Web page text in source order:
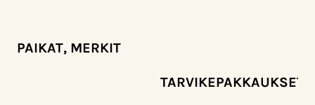
PAIKAT, MERKIT
TARVIKEPAKKAUKSET